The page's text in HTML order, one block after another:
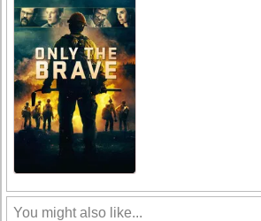
You might also like...